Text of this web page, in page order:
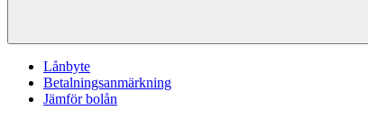
Lånbyte
Betalningsanmärkning
Jämför bolån